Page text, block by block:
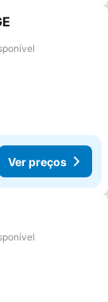
favoritos
Ver preços
favoritos